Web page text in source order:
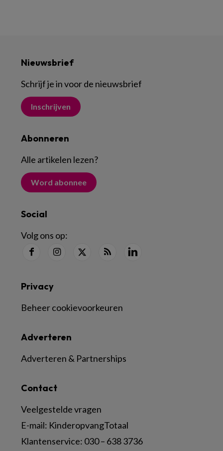
Nieuwsbrief
Schrijf je in voor de nieuwsbrief
Inschrijven
Abonneren
Alle artikelen lezen?
Word abonnee
Social
Volg ons op:
Contact
Veelgestelde vragen
E-mail: KinderopvangTotaal
Klantenservice: 030 – 638 3736
Adverteren
Adverteren & Partnerships
Privacy
Beheer cookievoorkeuren